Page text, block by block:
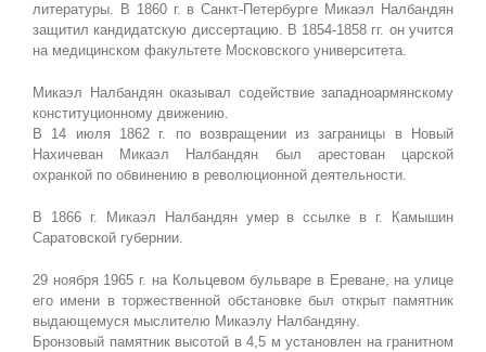
литературы. В 1860 г. в Санкт-Петербурге Микаэл Налбандян
защитил кандидатскую диссертацию. В 1854-1858 гг. он учится
на медицинском факультете Московского университета.
Микаэл Налбандян оказывал содействие западноармянскому
конституционному движению.
В 14 июля 1862 г. по возвращении из заграницы в Новый
Нахичеван Микаэл Налбандян был арестован царской
охранкой по обвинению в революционной деятельности.
В 1866 г. Микаэл Налбандян умер в ссылке в г. Камышин
Саратовской губернии.
29 ноября 1965 г. на Кольцевом бульваре в Ереване, на улице
его имени в торжественной обстановке был открыт памятник
выдающемуся мыслителю Микаэлу Налбандяну.
Бронзовый памятник высотой в 4,5 м установлен на гранитном